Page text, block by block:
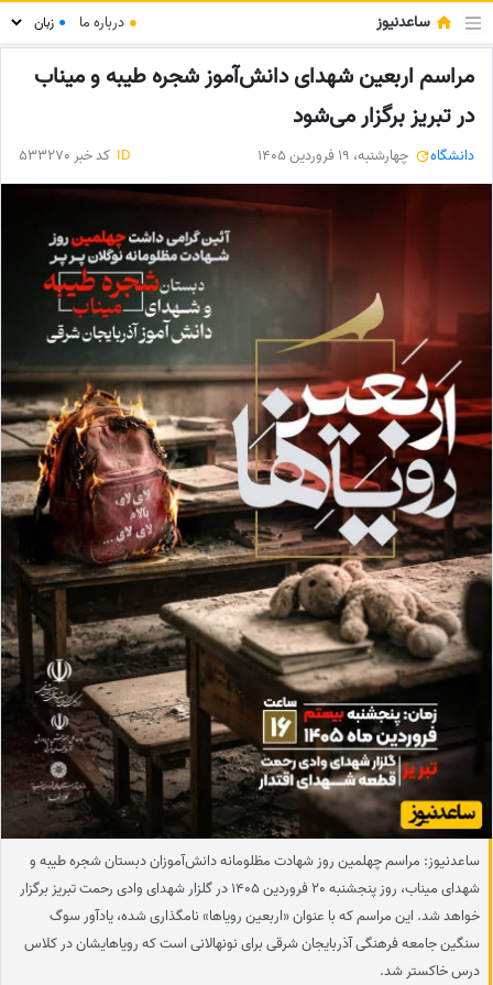
ساعدنیوز ● درباره ما ●
مراسم اربعین شهدای دانش‌آموز شجره طیبه و میناب
در تبریز برگزار می‌شود
دانشگاه چهارشنبه، 19 فروردین 1405 ID کد خبر 533270
ساعدنیوز: مراسم چهلمین روز شهادت مظلومانه دانش‌آموزان دبستان شجره طیبه و
شهدای میناب، روز پنجشنبه 20 فروردین 1405 در گلزار شهدای وادی رحمت تبریز برگزار
خواهد شد. این مراسم که با عنوان «اربعین رویاها» نامگذاری شده، یادآور سوگ
سنگین جامعه فرهنگی آذربایجان شرقی برای نونهالانی است که رویاهایشان در کلاس
درس خاکستر شد.